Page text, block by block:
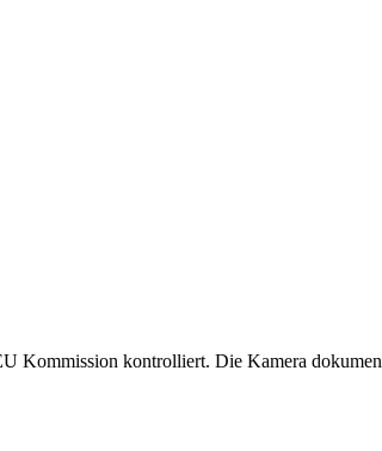
Kommission kontrolliert. Die Kamera